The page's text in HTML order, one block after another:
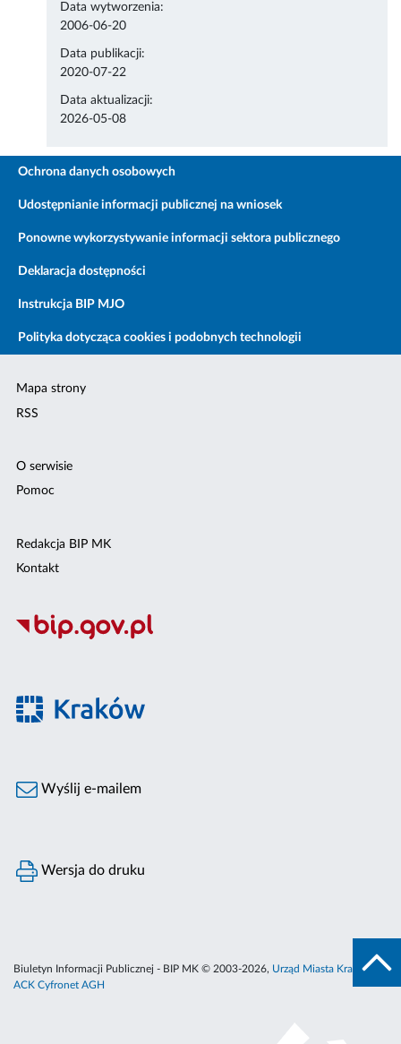
Data wytworzenia:
2006-06-20
Data publikacji:
2020-07-22
Data aktualizacji:
2026-05-08
Ochrona danych osobowych
Udostępnianie informacji publicznej na wniosek
Ponowne wykorzystywanie informacji sektora publicznego
Deklaracja dostępności
Instrukcja BIP MJO
Polityka dotycząca cookies i podobnych technologii
Mapa strony
RSS
O serwisie
Pomoc
Redakcja BIP MK
Kontakt
Wyślij e-mailem
Wersja do druku
Biuletyn Informacji Publicznej - BIP MK © 2003-2026, Urząd Miasta Krakowa
ACK Cyfronet AGH